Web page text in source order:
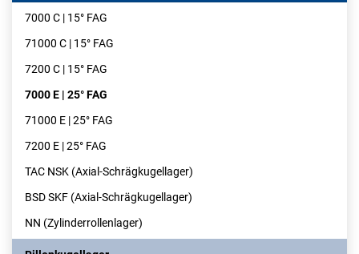
7000 C | 15° FAG
71000 C | 15° FAG
7200 C | 15° FAG
7000 E | 25° FAG
71000 E | 25° FAG
7200 E | 25° FAG
TAC NSK (Axial-Schrägkugellager)
BSD SKF (Axial-Schrägkugellager)
NN (Zylinderrollenlager)